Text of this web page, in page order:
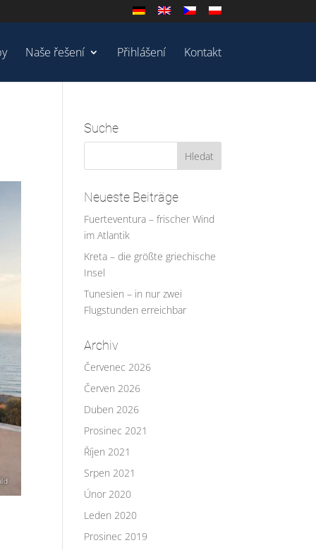
Naše řešení Přihlášení Kontakt
Suche
Neueste Beiträge
Fuerteventura – frischer Wind
im Atlantik
Kreta – die größte griechische
Insel
Tunesien – in nur zwei
Flugstunden erreichbar
Archiv
Červenec 2026
Červen 2026
Duben 2026
Prosinec 2021
Říjen 2021
Srpen 2021
Únor 2020
Leden 2020
Prosinec 2019